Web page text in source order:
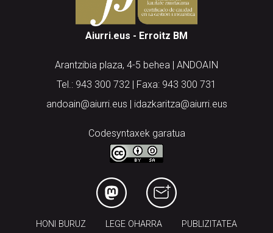
Aiurri.eus - Erroitz BM
Arantzibia plaza, 4-5 behea | ANDOAIN
Tel.: 943 300 732 | Faxa: 943 300 731
andoain@aiurri.eus | idazkaritza@aiurri.eus
Codesyntaxek garatua
HONI BURUZ LEGE OHARRA PUBLIZITATEA